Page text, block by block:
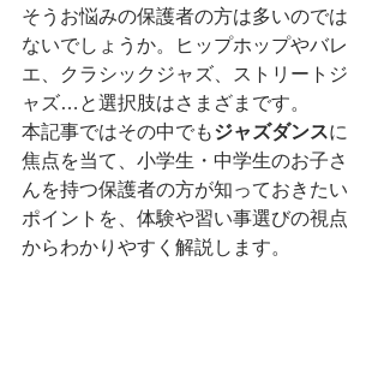
そうお悩みの保護者の方は多いのでは
ないでしょうか。ヒップホップやバレ
エ、クラシックジャズ、ストリートジ
ャズ…と選択肢はさまざまです。
本記事ではその中でもジャズダンスに
焦点を当て、小学生・中学生のお子さ
んを持つ保護者の方が知っておきたい
ポイントを、体験や習い事選びの視点
からわかりやすく解説します。